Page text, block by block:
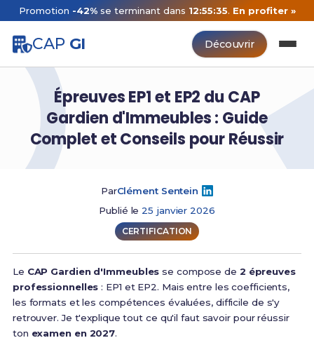
Promotion -42%se terminant dans 12:55:34. En profiter »
CAP GI Découvrir
Épreuves EP1 et EP2 du CAP
Gardien d'Immeubles : Guide
Complet et Conseils pour Réussir
ParClément Sentein
Publié le 25 janvier 2026
CERTIFICATION
Le CAP Gardien d'Immeubles se compose de 2 épreuves
professionnelles : EP1 et EP2. Mais entre les coefficients,
les formats et les compétences évaluées, difficile de s'y
retrouver. Je t'explique tout ce qu'il faut savoir pour réussir
ton examen en 2027.